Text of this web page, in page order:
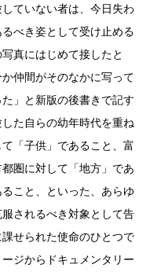
Documents Contact About Shop
Newsletter
(27) Kazumichi Hashimoto (6)
(267) Keizo Kitajima (220)
ていない者は、今日失わ
べき姿として受け止める
真にはじめて接したと
仲間がそのなかに写って
」と新版の後書きで記す
た自らの幼年時代を重ね
「子供」であること、富
圏に対して「地方」であ
こと、といった、あらゆ
されるべき対象として告
せられた使命のひとつで
ジからドキュメンタリー